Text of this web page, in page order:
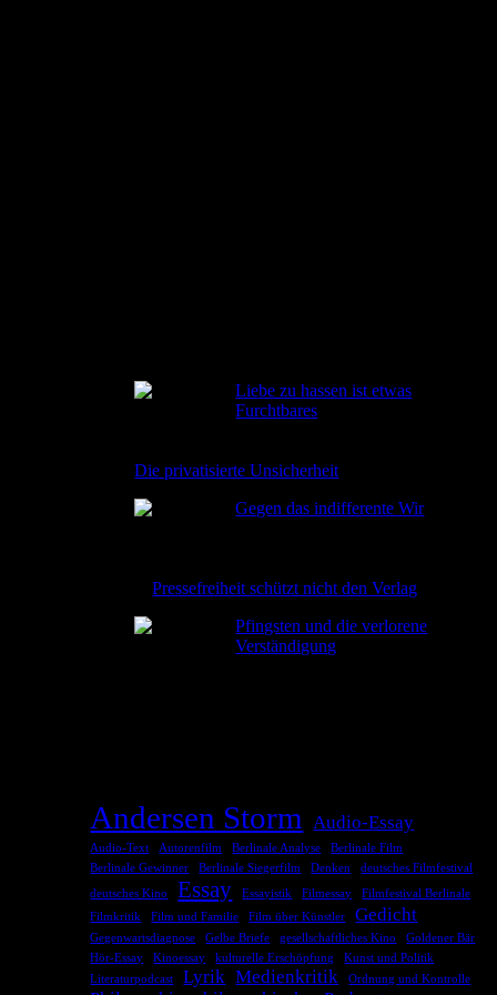
Liebe zu hassen ist etwas
Furchtbares
Die privatisierte Unsicherheit
Gegen das indifferente Wir
Pressefreiheit schützt nicht den Verlag
Pfingsten und die verlorene
Verständigung
Andersen Storm Audio-Essay
Audio-Text Autorenfilm Berlinale Analyse
Berlinale Film
Berlinale Gewinner
Berlinale Siegerfilm Denken deutsches Filmfestival
deutsches Kino Essay Essayistik Filmessay
Filmfestival Berlinale
Filmkritik
Film und Familie Film über Künstler Gedicht
Gegenwartsdiagnose Gelbe Briefe gesellschaftliches Kino
Goldener Bär
Hör-Essay
Kinoessay kulturelle Erschöpfung
Kunst und Politik
Literaturpodcast
Lyrik Medienkritik Ordnung und Kontrolle